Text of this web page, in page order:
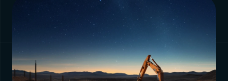
PAGINA